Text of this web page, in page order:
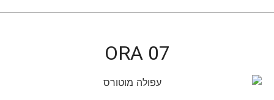
ORA 07